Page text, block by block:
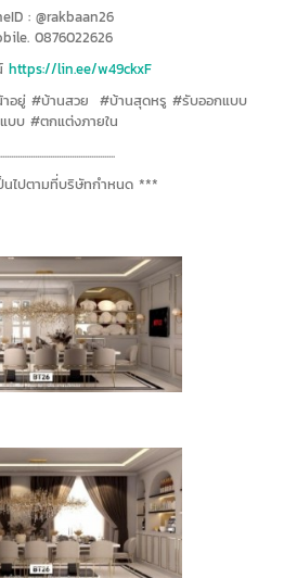
: @rakbaan26
0876022626
https://lin.ee/w49ckxF
อยู่ #บ้านสวย #บ้านสุดหรู #รับออกแบบ
บบ #ตกแต่งภายใน
นไปตามที่บริษัทกำหนด ***